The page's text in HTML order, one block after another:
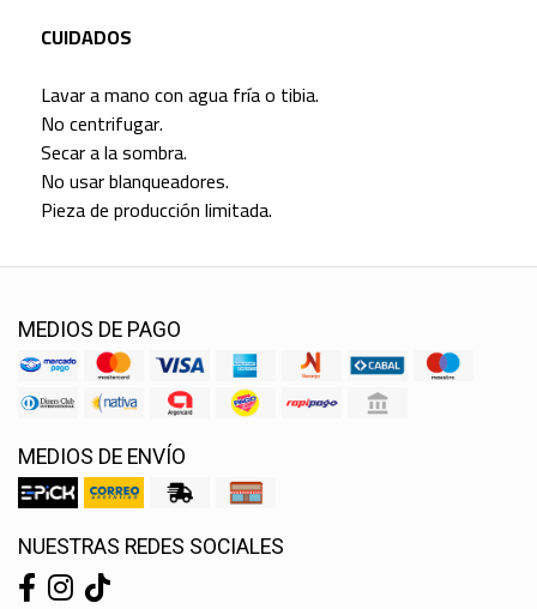
CUIDADOS
Lavar a mano con agua fría o tibia.
No centrifugar.
Secar a la sombra.
No usar blanqueadores.
Pieza de producción limitada.
MEDIOS DE PAGO
MEDIOS DE ENVÍO
NUESTRAS REDES SOCIALES